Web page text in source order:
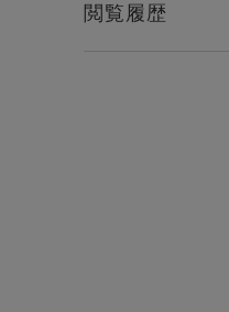
閲覧履歴